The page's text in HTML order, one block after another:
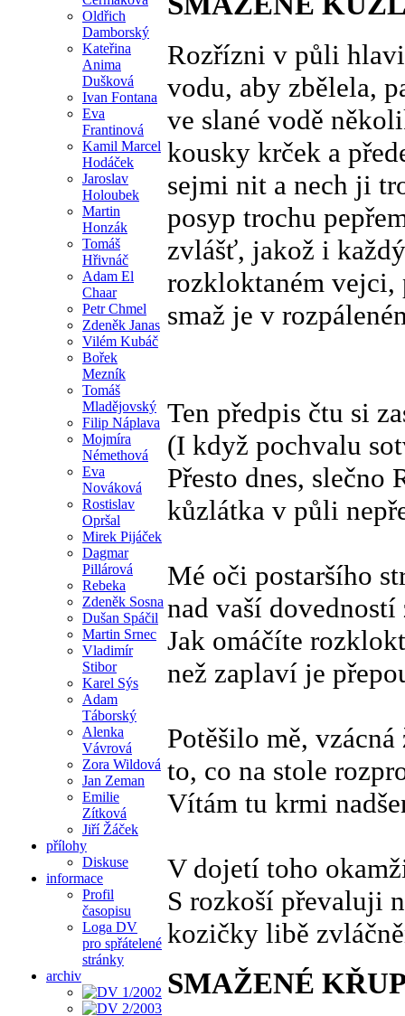
Oldřich
Damborský
Kateřina
Anima
Dušková
Ivan Fontana
Eva
Frantinová
Kamil Marcel
Hodáček
Jaroslav
Holoubek
Martin
Honzák
Tomáš
Hřivnáč
Adam El
Chaar
Petr Chmel
Zdeněk Janas
Vilém Kubáč
Bořek
Mezník
Tomáš
Mladějovský
Filip Náplava
Mojmíra
Némethová
Eva
Nováková
Rostislav
Opršal
Mirek Pijáček
Dagmar
Pillárová
Rebeka
Zdeněk Sosna
Dušan Spáčil
Martin Srnec
Vladimír
Stibor
Karel Sýs
Adam
Táborský
Alenka
Vávrová
Zora Wildová
Jan Zeman
Emilie
Zítková
Jiří Žáček
přílohy
Diskuse
informace
Profil
časopisu
Loga DV
pro spřátelené
stránky
archiv
Rozřízni v půli
vodu, aby zbělela,
ve slané vodě
kousky krček a
sejmi nit a nech ji
posyp trochu
zvlášť, jakož i
rozkloktaném vejci,
smaž je v
Ten předpis čtu si
(I když pochvalu
Přesto dnes, slečno
kůzlátka v půli
Mé oči postaršího
nad vaší dovedností
Jak omáčíte
než zaplaví je
Potěšilo mě, vzácná
to, co na stole
Vítám tu krmi
V dojetí toho
S rozkoší převaluji
kozičky libě
SMAŽENÉ